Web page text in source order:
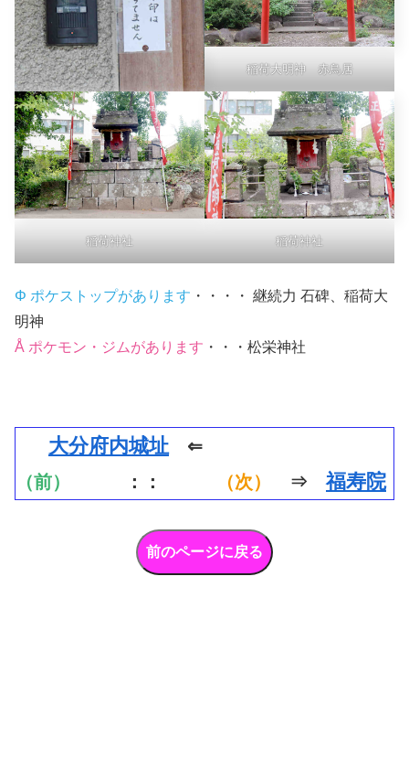
稲荷大明神 赤鳥居
稲荷神社 稲荷神社
Φ ポケストップがあります ・・・・ 継続力 石碑、稲荷大
明神
Å ポケモン・ジムがあります ・・・松栄神社
大分府内城址 ⇐
（前）
：： （次） ⇒福寿院